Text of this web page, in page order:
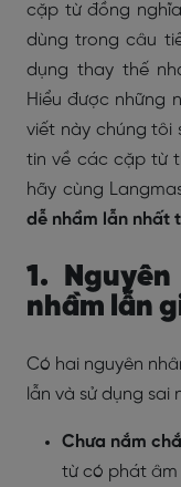
cặp từ đồng
dùng trong câu
dụng thay thế
Hiểu được những
viết này chúng tôi
tin về các cặp từ
hãy cùng
dễ nhầm lẫn nhất
1.
nhầm lẫn
Có hai nguyên
lẫn và sử dụng
Chưa nắm
từ có phát âm